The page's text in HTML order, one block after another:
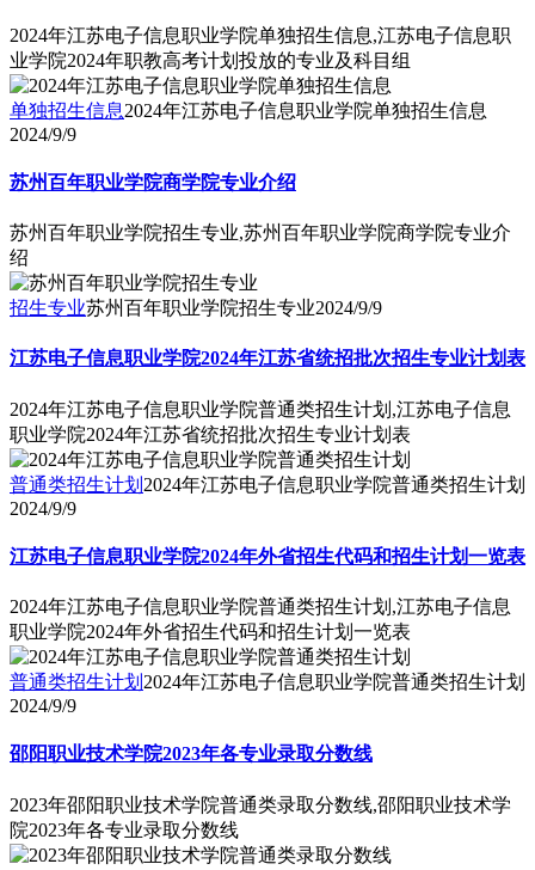
2024年江苏电子信息职业学院单独招生信息,江苏电子信息职
业学院2024年职教高考计划投放的专业及科目组
单独招生信息2024年江苏电子信息职业学院单独招生信息
2024/9/9
苏州百年职业学院商学院专业介绍
苏州百年职业学院招生专业,苏州百年职业学院商学院专业介
绍
招生专业苏州百年职业学院招生专业2024/9/9
江苏电子信息职业学院2024年江苏省统招批次招生专业计划表
2024年江苏电子信息职业学院普通类招生计划,江苏电子信息
职业学院2024年江苏省统招批次招生专业计划表
普通类招生计划 2024年江苏电子信息职业学院普通类招生计划
2024/9/9
江苏电子信息职业学院2024年外省招生代码和招生计划一览表
2024年江苏电子信息职业学院普通类招生计划,江苏电子信息
职业学院2024年外省招生代码和招生计划一览表
普通类招生计划 2024年江苏电子信息职业学院普通类招生计划
2024/9/9
邵阳职业技术学院2023年各专业录取分数线
2023年邵阳职业技术学院普通类录取分数线,邵阳职业技术学
院2023年各专业录取分数线